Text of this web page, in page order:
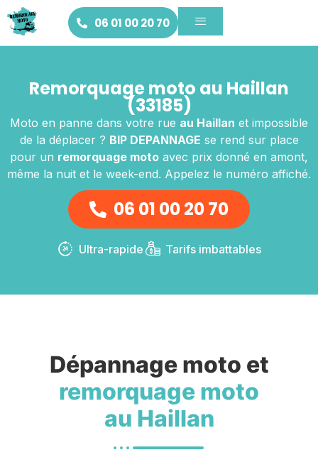
06 01 00 20 70
Remorquage moto au Haillan
(33185)
Moto en panne dans votre rue au Haillan et impossible
de la déplacer ? BIP DEPANNAGE se rend sur place
pour un remorquage moto avec prix donné en amont,
même la nuit et le week-end. Appelez le numéro affiché.
06 01 00 20 70
Ultra-rapide Tarifs imbattables
Dépannage moto et
remorquage moto
au Haillan